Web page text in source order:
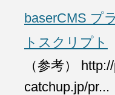
baserCMS プ
トスクリプト
（参考）
catchup.jp/pr...